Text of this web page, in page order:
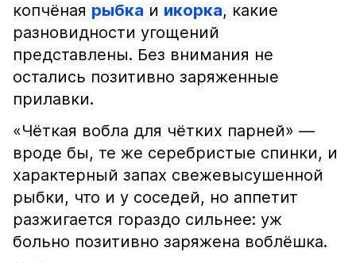
копчёная рыбка и икорка, какие
разновидности угощений
представлены. Без внимания не
остались позитивно заряженные
прилавки.
«Чёткая вобла для чётких парней» —
вроде бы, те же серебристые спинки, и
характерный запах свежевысушенной
рыбки, что и у соседей, но аппетит
разжигается гораздо сильнее: уж
больно позитивно заряжена воблёшка.